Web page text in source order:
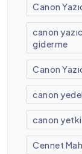
Canon
canon
giderme
Canon
canon
canon
Cennet